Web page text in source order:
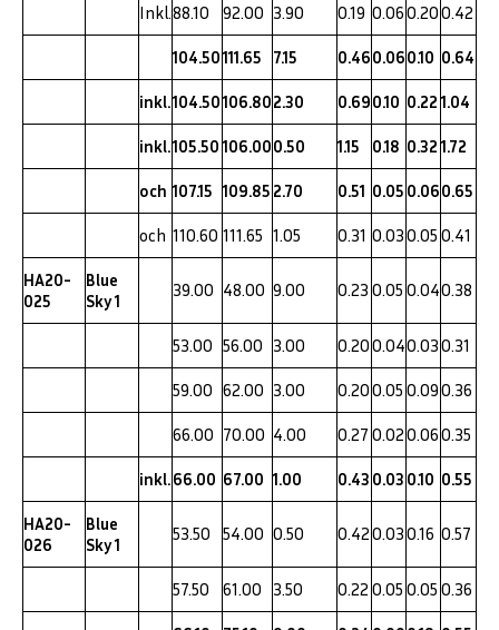
Inkl.88.10 92.00 3.90 0.19 0.060.200.42
104.50111.65 7.15 0.460.060.10 0.64
inkl.104.50106.802.30 0.690.10 0.22 1.04
inkl.105.50 106.000.50 1.15 0.18 0.32 1.72
och 107.15 109.85 2.70 0.51 0.05 0.060.65
och 110.60 111.65 1.05 0.31 0.030.05 0.41
HA20-
025
Blue
Sky 1
39.00 48.00 9.00 0.23 0.05 0.040.38
53.00 56.00 3.00 0.200.040.030.31
59.00 62.00 3.00 0.200.05 0.090.36
66.00 70.00 4.00 0.27 0.020.060.35
inkl.66.00 67.00 1.00 0.43 0.03 0.10 0.55
HA20-
026
Blue
Sky 1
53.50 54.00 0.50 0.420.030.16 0.57
57.50 61.00 3.50 0.22 0.05 0.05 0.36